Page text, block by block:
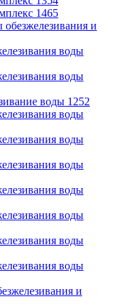
1465
обезжелезивания и
воды
воды
воды 1252
воды
воды
воды
воды
воды
воды
воды
и